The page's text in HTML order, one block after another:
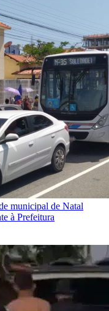
municipal de Natal
à Prefeitura